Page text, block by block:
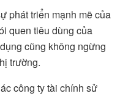
phát triển mạnh mẽ của
quen tiêu dùng của
cũng không ngừng
trường.
công ty tài chính sử